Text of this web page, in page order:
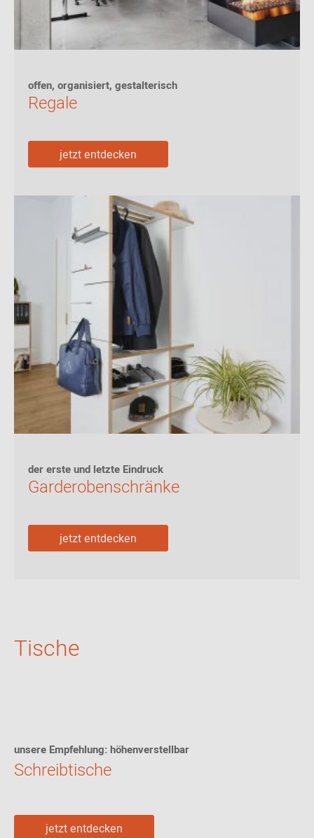
offen, organisiert, gestalterisch
Regale
jetzt entdecken
der erste und letzte Eindruck
Garderobenschränke
jetzt entdecken
Tische
unsere Empfehlung: höhenverstellbar
Schreibtische
jetzt entdecken